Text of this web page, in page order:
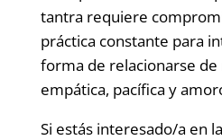
tantra requiere
práctica constante para
forma de relacionarse
empática, pacífica y
Si estás interesado/a en